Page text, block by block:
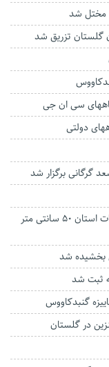
سی ان جی
گرگانی برگزار شد
ثبت ۸۹ میلی متر بارندگی در گلستان/ در ارتفاعات استان ۵۰ سانتی متر
بخشیده شد
ثبت شد
گنبدکاووس